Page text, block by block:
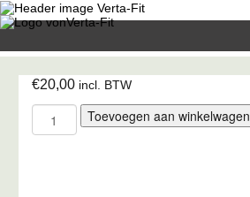
Producten
€20,00 incl. BTW
Fit
Toevoegen aan winkelwagen